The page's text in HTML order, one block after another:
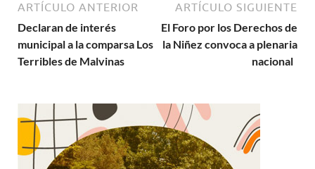
ARTÍCULO ANTERIOR
Declaran de interés
municipal a la comparsa Los
Terribles de Malvinas
ARTÍCULO SIGUIENTE
El Foro por los Derechos de
la Niñez convoca a plenaria
nacional